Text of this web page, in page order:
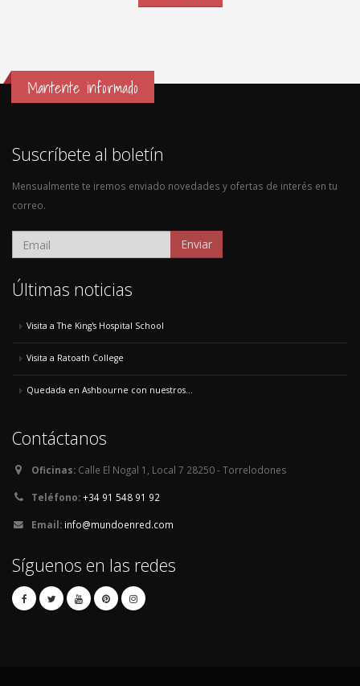
Mantente informado
Suscríbete al boletín
Mensualmente te iremos enviado novedades y ofertas de interés en tu
correo.
Enviar
Últimas noticias
Visita a The King's Hospital School
Visita a Ratoath College
Quedada en Ashbourne con nuestros...
Contáctanos
Oficinas: Calle El Nogal 1, Local 7 28250 - Torrelodones
Teléfono:+34 91 548 91 92
Email: info@mundoenred.com
Síguenos en las redes